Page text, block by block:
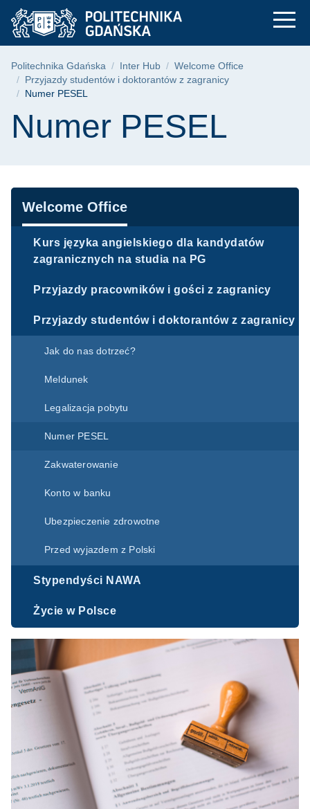
Przejdź
do
menu
Przejdź
do
wyszukiwarki
Przejdź
do
treści
Numer PESEL |
Ścieżka nawigacyjna
Politechnika Gdańska Inter Hub
Welcome Office
Przyjazdy studentów i doktorantów z zagranicy
Numer PESEL
Treść strony
Numer PESEL
Nawigacja
Welcome Office
Kurs języka angielskiego dla kandydatów
zagranicznych na studia na PG
Przyjazdy pracowników i gości z zagranicy
Przyjazdy studentów i doktorantów z zagranicy
Jak do nas dotrzeć?
Meldunek
Legalizacja pobytu
Numer PESEL
Zakwaterowanie
Konto w banku
Ubezpieczenie zdrowotne
Przed wyjazdem z Polski
Stypendyści NAWA
Życie w Polsce